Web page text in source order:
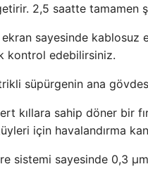
2,5 saatte tamamen
sayesinde kablosuz
kontrol edebilirsiniz.
süpürgenin ana gövdesi
kıllara sahip döner bir
için havalandırma
sistemi sayesinde 0,3